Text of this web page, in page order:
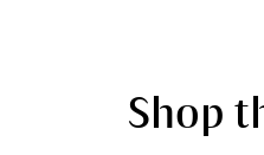
Shop